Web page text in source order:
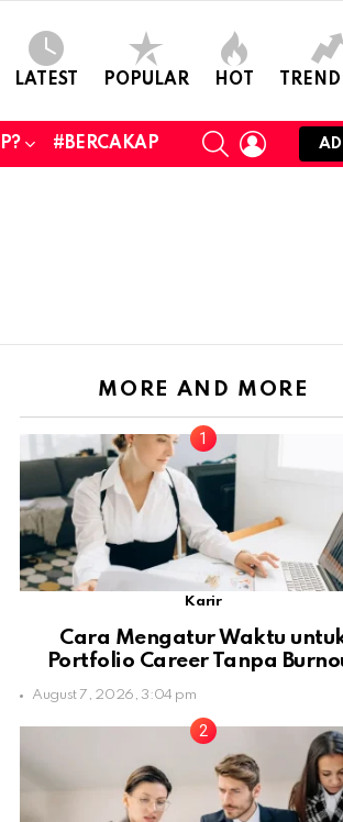
LATEST POPULAR HOT
#BERCAKAP
SEARCHLOGIN
MORE AND MORE
Karir
Cara Mengatur Waktu
Portfolio Career Tanpa
August 7, 2026, 3:04 pm